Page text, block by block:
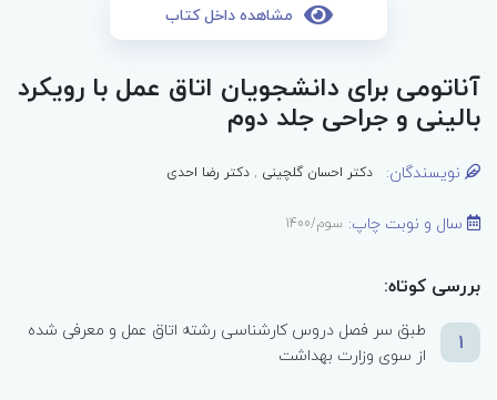
مشاهده داخل کتاب
آناتومی برای دانشجویان اتاق عمل با رویکرد
بالینی و جراحی جلد دوم
نویسندگان: دکتر احسان گلچینی ,دکتر رضا احدی
سال و نوبت چاپ: سوم/1400
بررسی کوتاه:
1
طبق سر فصل دروس کارشناسی رشته اتاق عمل و معرفی شده
از سوی وزارت بهداشت